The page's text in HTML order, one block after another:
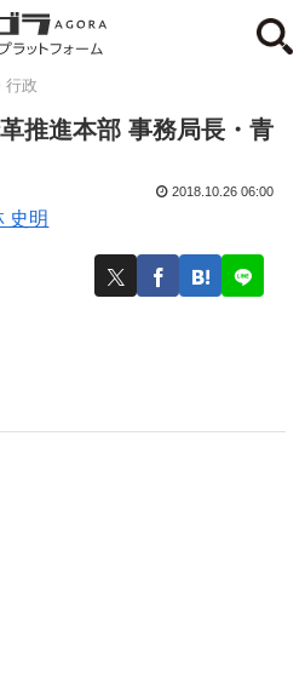
行政
推進本部 事務局長・青
史明
2018.10.26 06:00